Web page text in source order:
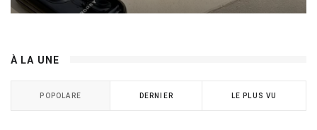
À LA UNE
POPOLARE DERNIER LE PLUS VU